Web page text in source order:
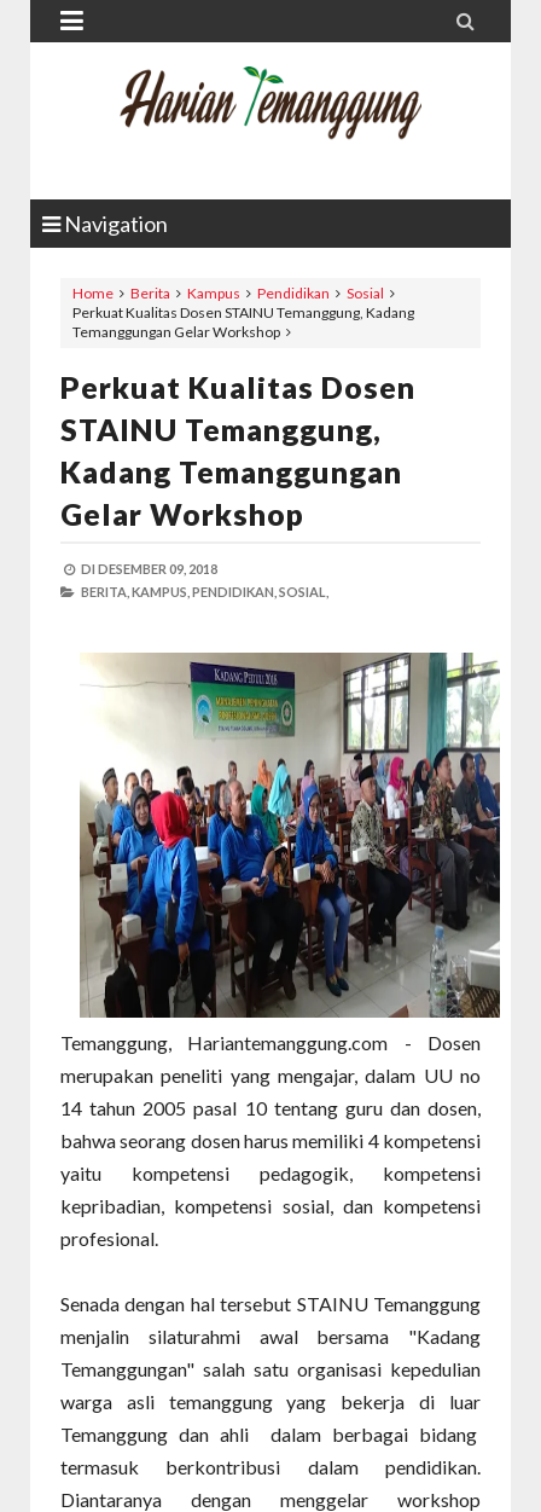
 
Navigation
Home Berita Kampus Pendidikan
Sosial
Perkuat Kualitas Dosen STAINU Temanggung, Kadang
Temanggungan Gelar Workshop
Perkuat Kualitas Dosen
STAINU Temanggung,
Kadang Temanggungan
Gelar Workshop
DI DESEMBER 09, 2018
BERITA, KAMPUS, PENDIDIKAN, SOSIAL,
Temanggung, Hariantemanggung.com - Dosen
merupakan peneliti yang mengajar, dalam UU no
14 tahun 2005 pasal 10 tentang guru dan dosen,
bahwa seorang dosen harus memiliki 4 kompetensi
yaitu kompetensi pedagogik, kompetensi
kepribadian, kompetensi sosial, dan kompetensi
profesional.
Senada dengan hal tersebut STAINU Temanggung
menjalin silaturahmi awal bersama "Kadang
Temanggungan" salah satu organisasi kepedulian
warga asli temanggung yang bekerja di luar
Temanggung dan ahli
dalam berbagai bidang
termasuk berkontribusi dalam pendidikan.
Diantaranya dengan menggelar workshop